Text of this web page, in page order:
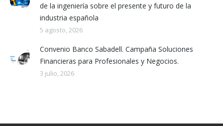
de la ingeniería sobre el presente y futuro de la
industria española
5 agosto, 2026
Convenio Banco Sabadell. Campaña Soluciones
Financieras para Profesionales y Negocios.
3 julio, 2026